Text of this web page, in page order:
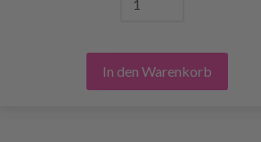
In den Warenkorb